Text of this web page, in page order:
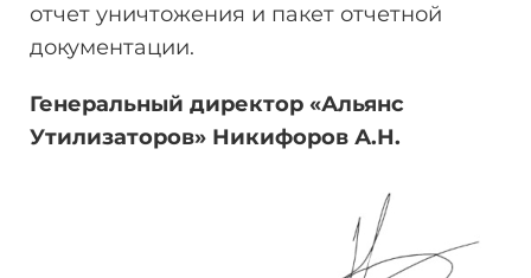
отчет уничтожения и пакет отчетной
документации.
Генеральный директор «Альянс
Утилизаторов» Никифоров А.Н.